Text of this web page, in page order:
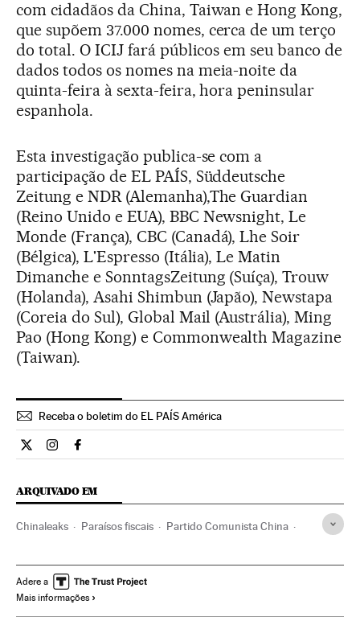
com cidadãos da China, Taiwan e Hong Kong,
que supõem 37.000 nomes, cerca de um terço
do total. O ICIJ fará públicos em seu banco de
dados todos os nomes na meia-noite da
quinta-feira à sexta-feira, hora peninsular
espanhola.
Esta investigação publica-se com a
participação de EL PAÍS, Süddeutsche
Zeitung e NDR (Alemanha),The Guardian
(Reino Unido e EUA), BBC Newsnight, Le
Monde (França), CBC (Canadá), Lhe Soir
(Bélgica), L'Espresso (Itália), Le Matin
Dimanche e SonntagsZeitung (Suíça), Trouw
(Holanda), Asahi Shimbun (Japão), Newstapa
(Coreia do Sul), Global Mail (Austrália), Ming
Pao (Hong Kong) e Commonwealth Magazine
(Taiwan).
Receba o boletim do EL PAÍS América
Internacional El País Brasil en Twitter
Internacional El País Brasil en Instagram
Internacional El País Brasil en Facebook
ARQUIVADO EM
Chinaleaks Paraísos fiscais Partido Comunista China
Ásia oriental Partidos políticos
Meios comunicação
Adere a
Mais informações